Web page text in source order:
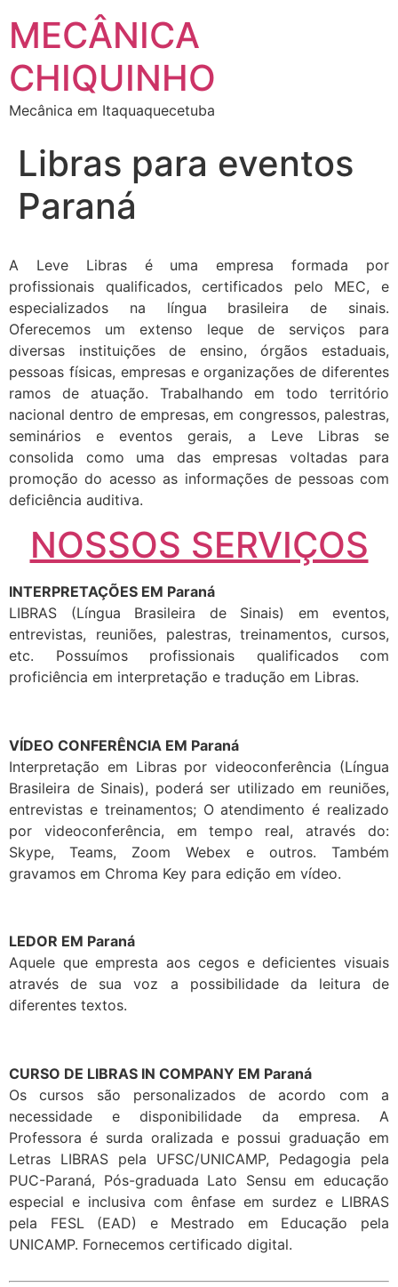
MECÂNICA
CHIQUINHO
Mecânica em Itaquaquecetuba
Libras para eventos
Paraná
A Leve Libras é uma empresa formada por
profissionais qualificados, certificados pelo MEC, e
especializados na língua brasileira de sinais.
Oferecemos um extenso leque de serviços para
diversas instituições de ensino, órgãos estaduais,
pessoas físicas, empresas e organizações de diferentes
ramos de atuação. Trabalhando em todo território
nacional dentro de empresas, em congressos, palestras,
seminários e eventos gerais, a Leve Libras se
consolida como uma das empresas voltadas para
promoção do acesso as informações de pessoas com
deficiência auditiva.
NOSSOS SERVIÇOS
INTERPRETAÇÕES EM Paraná
LIBRAS (Língua Brasileira de Sinais) em eventos,
entrevistas, reuniões, palestras, treinamentos, cursos,
etc. Possuímos profissionais qualificados com
proficiência em interpretação e tradução em Libras.
VÍDEO CONFERÊNCIA EM Paraná
Interpretação em Libras por videoconferência (Língua
Brasileira de Sinais), poderá ser utilizado em reuniões,
entrevistas e treinamentos; O atendimento é realizado
por videoconferência, em tempo real, através do:
Skype, Teams, Zoom Webex e outros. Também
gravamos em Chroma Key para edição em vídeo.
LEDOR EM Paraná
Aquele que empresta aos cegos e deficientes visuais
através de sua voz a possibilidade da leitura de
diferentes textos.
CURSO DE LIBRAS IN COMPANY EM Paraná
Os cursos são personalizados de acordo com a
necessidade e disponibilidade da empresa. A
Professora é surda oralizada e possui graduação em
Letras LIBRAS pela UFSC/UNICAMP, Pedagogia pela
PUC-Paraná, Pós-graduada Lato Sensu em educação
especial e inclusiva com ênfase em surdez e LIBRAS
pela FESL (EAD) e Mestrado em Educação pela
UNICAMP. Fornecemos certificado digital.